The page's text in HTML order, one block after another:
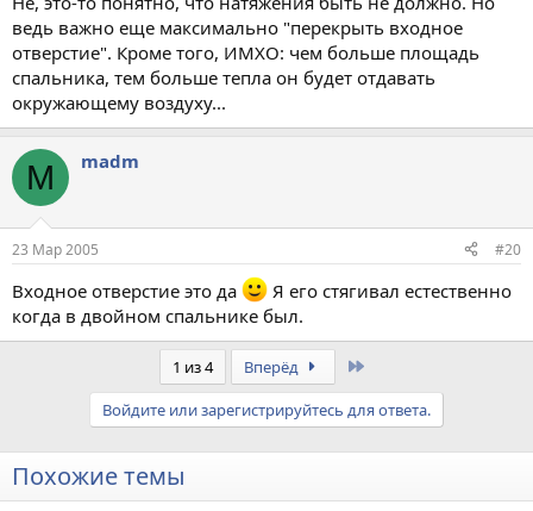
ведь важно еще максимально "перекрыть входное
отверстие". Кроме того, ИМХО: чем больше площадь
спальника, тем больше тепла он будет отдавать
окружающему воздуху...
M madm
23 Мар 2005 #20
Входное отверстие это да
Я его стягивал естественно
когда в двойном спальнике был.
1 из 4 Вперёд
Войдите или зарегистрируйтесь для ответа.
Похожие темы